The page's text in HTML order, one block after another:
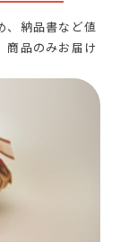
、納品書など値
商品のみお届け